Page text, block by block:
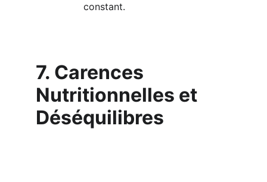
constant.
7. Carences
Nutritionnelles et
Déséquilibres